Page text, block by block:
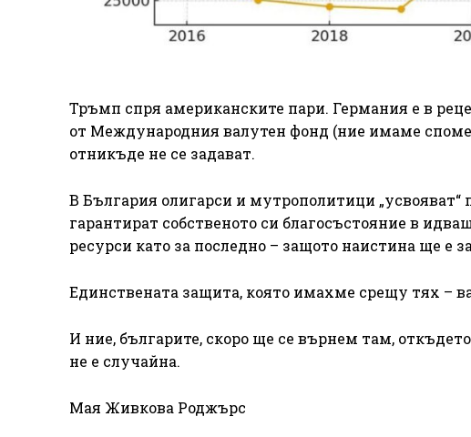
Тръмп спря американските пари. Германия е в
от Международния валутен фонд (ние имаме
отникъде не се задават.
В България олигарси и мутрополитици
гарантират собственото си благосъстояние в
ресурси като за последно – защото наистина ще е
Единствената защита, която имахме срещу тях –
И ние, българите, скоро ще се върнем там,
не е случайна.
Мая Живкова Роджърс